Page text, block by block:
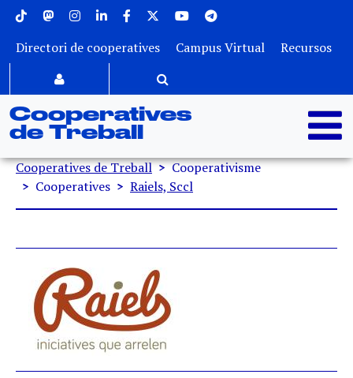
Vés al contingut
Menu superior
Directori de cooperatives Campus Virtual Recursos
Cooperatives
de Treball
Fil d'ariadna
Cooperatives de Treball
Cooperativisme
Cooperatives
Raiels, Sccl